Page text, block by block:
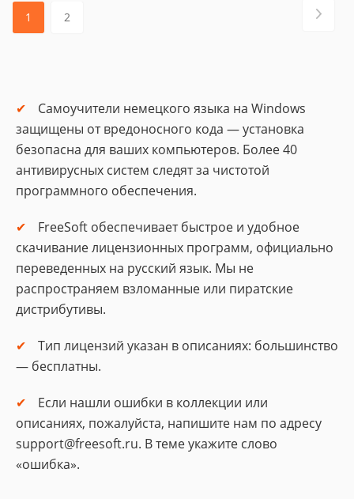
1 2
Самоучители немецкого языка на Windows
защищены от вредоносного кода — установка
безопасна для ваших компьютеров. Более 40
антивирусных систем следят за чистотой
программного обеспечения.
FreeSoft обеспечивает быстрое и удобное
скачивание лицензионных программ, официально
переведенных на русский язык. Мы не
распространяем взломанные или пиратские
дистрибутивы.
Тип лицензий указан в описаниях: большинство
— бесплатны.
Если нашли ошибки в коллекции или
описаниях, пожалуйста, напишите нам по адресу
support@freesoft.ru. В теме укажите слово
«ошибка».